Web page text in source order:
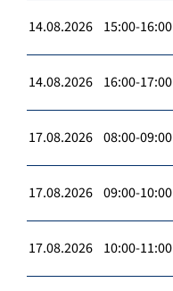
14.08.2026 15:00-16:00
14.08.2026 16:00-17:00
17.08.2026 08:00-09:00
17.08.2026 09:00-10:00
17.08.2026 10:00-11:00